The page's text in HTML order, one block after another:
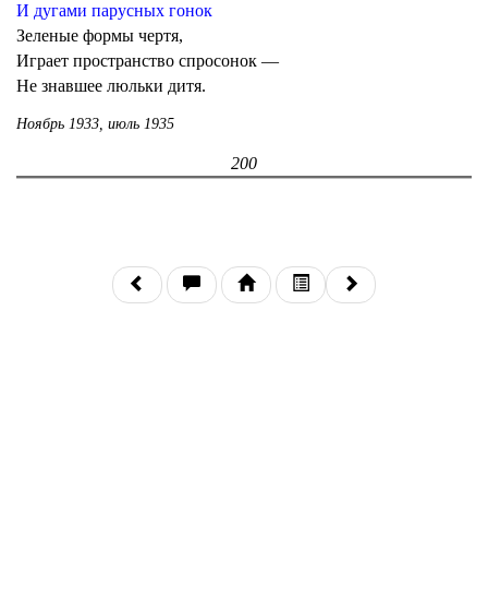
И дугами парусных гонок
Зеленые формы чертя,
Играет пространство спросонок —
Не знавшее люльки дитя.
Ноябрь 1933, июль 1935
200